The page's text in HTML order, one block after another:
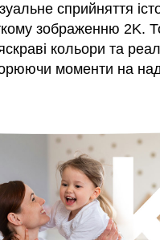
сприйняття
зображенню 2K.
кольори та
моменти на